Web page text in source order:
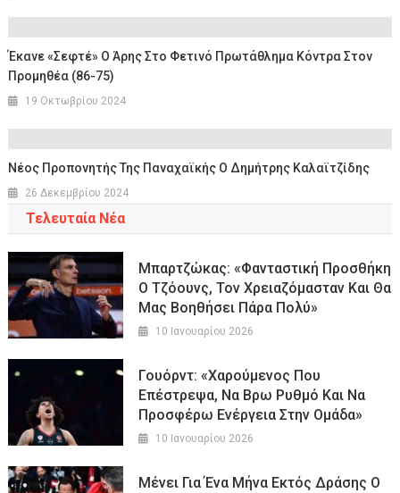
Έκανε «σεφτέ» Ο Άρης Στο Φετινό Πρωτάθλημα Κόντρα Στον
Προμηθέα (86-75)
19 Οκτωβρίου 2024
Νέος Προπονητής Της Παναχαϊκής Ο Δημήτρης Καλαϊτζίδης
26 Δεκεμβρίου 2024
Τελευταία Νέα
Μπαρτζώκας: «Φανταστική Προσθήκη
Ο Τζόουνς, Τον Χρειαζόμασταν Και Θα
Μας Βοηθήσει Πάρα Πολύ»
10 Ιανουαρίου 2026
Γουόρντ: «Χαρούμενος Που
Επέστρεψα, Να Βρω Ρυθμό Και Να
Προσφέρω Ενέργεια Στην Ομάδα»
10 Ιανουαρίου 2026
Μένει Για Ένα Μήνα Εκτός Δράσης Ο